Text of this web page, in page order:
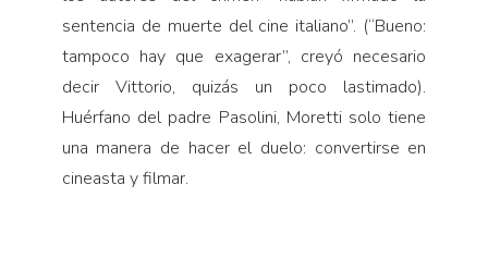
sentencia de muerte del cine italiano”. (“Bueno:
tampoco hay que exagerar”, creyó necesario
decir Vittorio, quizás un poco lastimado).
Huérfano del padre Pasolini, Moretti solo tiene
una manera de hacer el duelo: convertirse en
cineasta y filmar.